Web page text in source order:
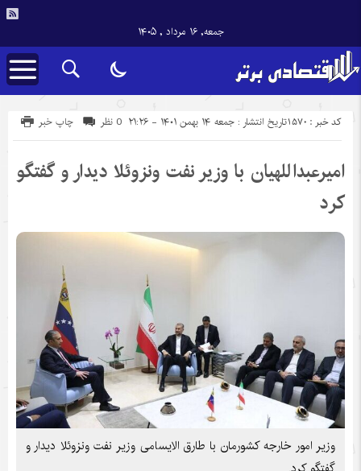
جمعه, ۱۶ مرداد , ۱۴۰۵
تاریخ انتشار : جمعه ۱۴ بهمن ۱۴۰۱ - ۲۱:۲۶ کد خبر : 1570 چاپ خبر 0 نظر
امیرعبداللهیان با وزیر نفت ونزوئلا دیدار و گفتگو
کرد
وزیر امور خارجه کشورمان با طارق الایسامی وزیر نفت ونزوئلا دیدار و